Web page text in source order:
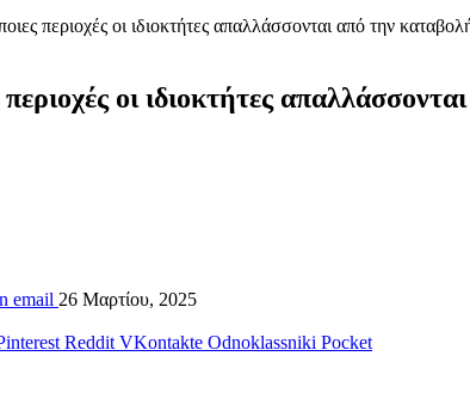
περιοχές οι ιδιοκτήτες απαλλάσσονται από την
οι ιδιοκτήτες
email 26 Μαρτίου, 2025
Reddit VKontakte Odnoklassniki Pocket